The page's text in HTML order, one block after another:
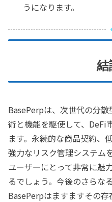
うになります。
結
BasePerpは、次世代の分
術と機能を駆使して、DeFi
ます。永続的な商品契約、
強力なリスク管理システム
ユーザーにとって非常に魅
るでしょう。今後のさらな
BasePerpはますますその